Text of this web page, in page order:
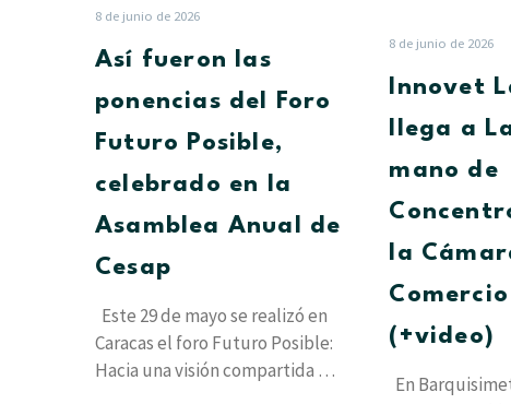
Futuro
Posible,
en
Anual
8 de junio de 2026
Así fueron las
ponencias del Foro
Futuro Posible,
celebrado en la
Asamblea Anual de
Cesap
Este 29 de mayo se realizó en
Caracas el foro Futuro Posible:
Hacia una visión compartida de
8 de junio de 2026
Innovet
llega a
mano de
la
(+video)
En